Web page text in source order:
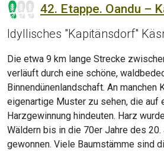
42. Etappe. Oandu –
Idyllisches "Kapitänsdorf"
Die etwa 9 km lange Strecke
verläuft durch eine schöne,
Binnendünenlandschaft. An manchen
eigenartige Muster zu sehen, die auf
Harzgewinnung hindeuten. Harz
Wäldern bis in die 70er Jahre des 20.
gewonnen. Viele Baumstämme sind